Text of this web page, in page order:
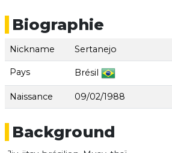
Biographie
Nickname Sertanejo
Pays Brésil
Naissance 09/02/1988
Background